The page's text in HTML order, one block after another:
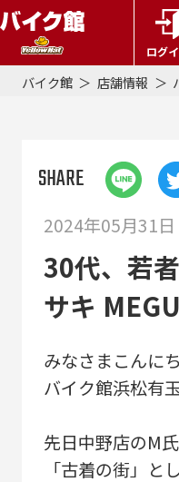
ログ
バイク館 店舗情報
SHARE
2024年05月31日
30代、若
サキ
みなさまこんに
バイク館浜松有
先日中野店のM
「古着の街」と